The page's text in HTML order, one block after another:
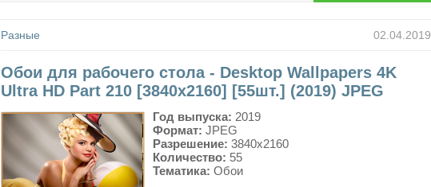
Разные 02.04.2019
Обои для рабочего стола - Desktop Wallpapers 4K
Ultra HD Part 210 [3840x2160] [55шт.] (2019) JPEG
Год выпуска: 2019
Формат: JPEG
Разрешение: 3840x2160
Количество: 55
Тематика: Обои